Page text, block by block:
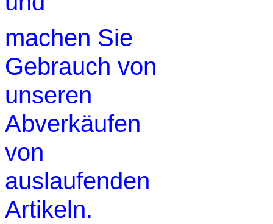
machen Sie
Gebrauch von
unseren
Abverkäufen
von
auslaufenden
Artikeln.